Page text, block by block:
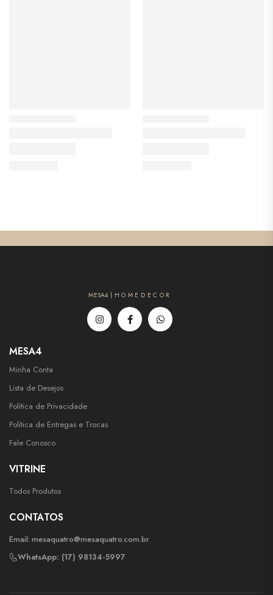
MESA4 | H O M E D E C O R
MESA4
Minha Conta
Lista de Desejos
Política de Privacidade
Política de Entregas e Trocas
Fale Conosco
VITRINE
Todos Produtos
CONTATOS
Email: mesaquatro@mesaquatro.com.br
WhatsApp: (17) 98134-5997